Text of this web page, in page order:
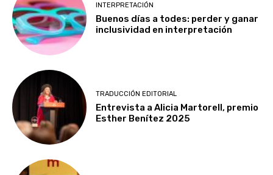
INTERPRETACIÓN
Buenos días a todes: perder y ganar
inclusividad en interpretación
TRADUCCIÓN EDITORIAL
Entrevista a Alicia Martorell, premio
Esther Benítez 2025